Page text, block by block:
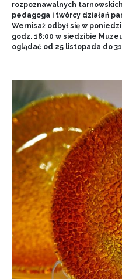
rozpoznawalnych
pedagoga i twórcy działań
Wernisaż odbył się w
godz. 18:00 w siedzibie
oglądać od 25 listopada do